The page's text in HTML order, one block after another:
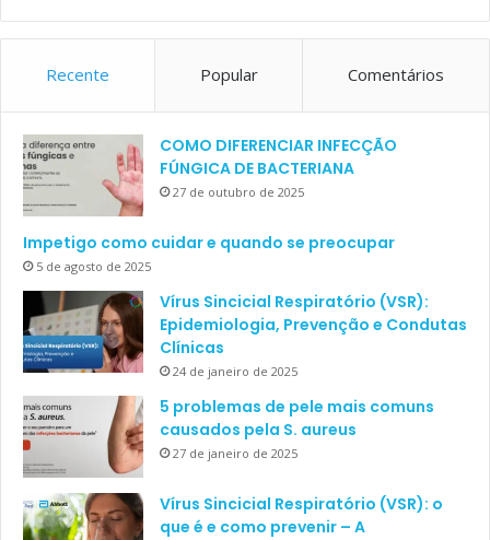
Recente Popular Comentários
COMO DIFERENCIAR INFECÇÃO
FÚNGICA DE BACTERIANA
27 de outubro de 2025
Impetigo como cuidar e quando se preocupar
5 de agosto de 2025
Vírus Sincicial Respiratório (VSR):
Epidemiologia, Prevenção e Condutas
Clínicas
24 de janeiro de 2025
5 problemas de pele mais comuns
causados pela S. aureus
27 de janeiro de 2025
Vírus Sincicial Respiratório (VSR): o
que é e como prevenir – A